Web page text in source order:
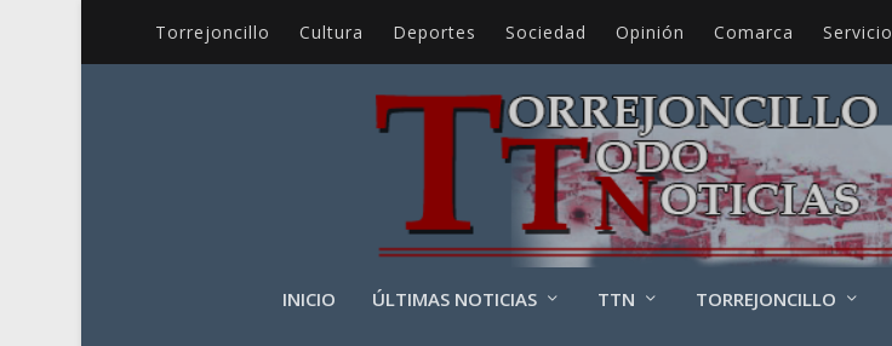
Torrejoncillo Cultura Deportes Sociedad Opinión Comarca
INICIO ÚLTIMAS NOTICIAS TTN TORREJONCILLO